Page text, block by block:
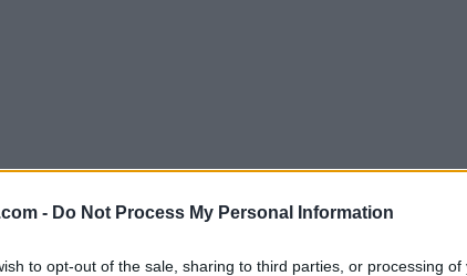
- Do Not Process My Personal Information
to opt-out of the sale, sharing to third parties, or processing